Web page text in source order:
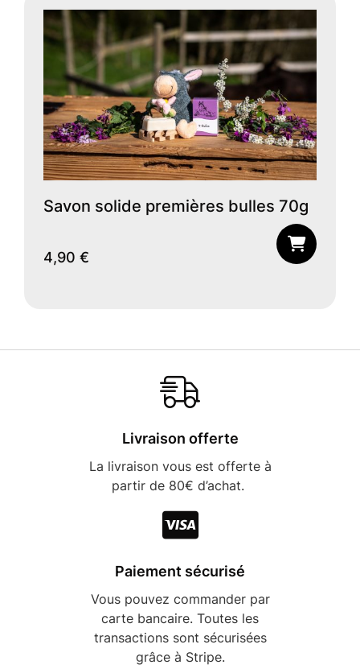
Savon solide premières bulles 70g
4,90 €
Livraison offerte
La livraison vous est offerte à
partir de 80€ d’achat.
Paiement sécurisé
Vous pouvez commander par
carte bancaire. Toutes les
transactions sont sécurisées
grâce à Stripe.